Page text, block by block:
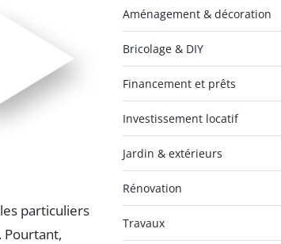
particuliers
Pourtant,
Aménagement & décoration
Bricolage & DIY
Financement et prêts
Investissement locatif
Jardin & extérieurs
Rénovation
Travaux